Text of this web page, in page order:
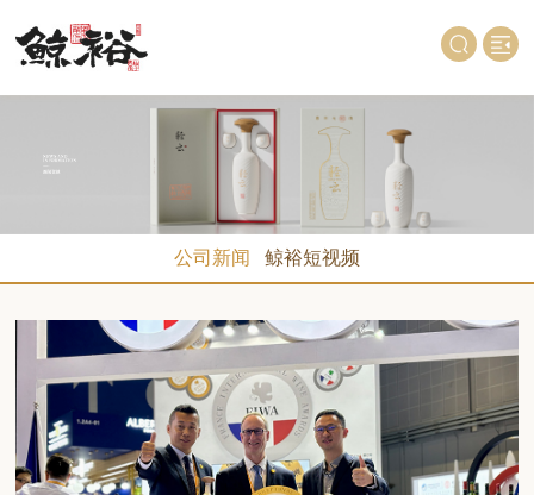
公司新闻 鲸裕短视频